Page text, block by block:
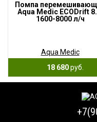
Помпа
Aqua Medic ECODrift
1600-8000 л/ч
Aqua Medic
18 680руб.